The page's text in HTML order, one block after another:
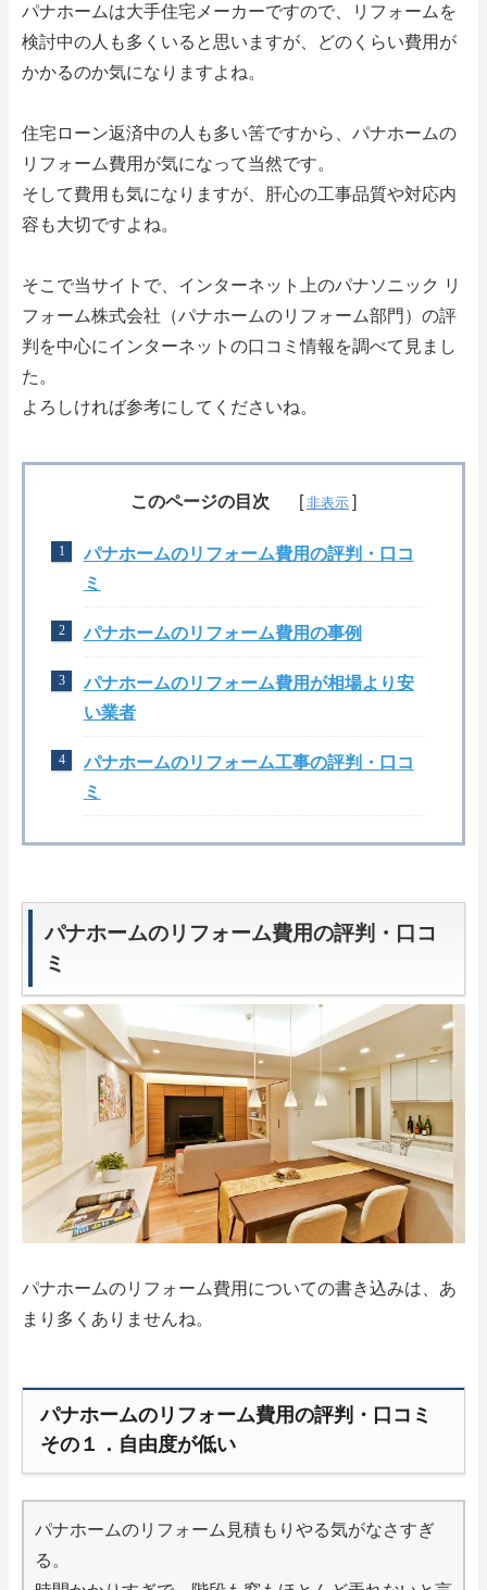
パナホームは大手住宅メーカーですので、リフォームを
検討中の人も多くいると思いますが、どのくらい費用が
かかるのか気になりますよね。
住宅ローン返済中の人も多い筈ですから、パナホームの
リフォーム費用が気になって当然です。
そして費用も気になりますが、肝心の工事品質や対応内
容も大切ですよね。
そこで当サイトで、インターネット上のパナソニック リ
フォーム株式会社（パナホームのリフォーム部門）の評
判を中心にインターネットの口コミ情報を調べて見まし
た。
よろしければ参考にしてくださいね。
このページの目次
パナホームのリフォーム費用の評判・口コ
ミ
パナホームのリフォーム費用の事例
パナホームのリフォーム費用が相場より安
い業者
パナホームのリフォーム工事の評判・口コ
ミ
パナホームのリフォーム費用の評判・口コ
ミ
パナホームのリフォーム費用についての書き込みは、あ
まり多くありませんね。
パナホームのリフォーム費用の評判・口コミ
その１．自由度が低い
パナホームのリフォーム見積もりやる気がなさすぎ
る。